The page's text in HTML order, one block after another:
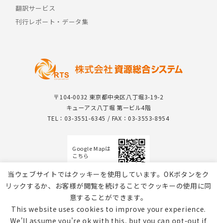
〒104-0032 東京都中央区八丁堀3-19-2
キューアス八丁堀 第一ビル4階
TEL：03-3551-6345 / FAX：03-3553-8954
Google Mapは
こちら
翻訳サービス
刊行レポート・データ集
当ウェブサイトではクッキーを使用しています。OKボタンをク
リックするか、お客様が閲覧を続けることでクッキーの使用に同
意することができます。
This website uses cookies to improve your experience.
We'll assume you're ok with this, but you can opt-out if